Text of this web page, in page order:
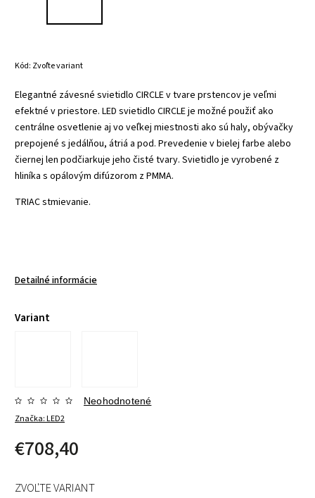
Kód: Zvoľte variant
Elegantné závesné svietidlo CIRCLE v tvare prstencov je veľmi
efektné v priestore. LED svietidlo CIRCLE je možné použiť ako
centrálne osvetlenie aj vo veľkej miestnosti ako sú haly, obývačky
prepojené s jedálňou, átriá a pod. Prevedenie v bielej farbe alebo
čiernej len podčiarkuje jeho čisté tvary. Svietidlo je vyrobené z
hliníka s opálovým difúzorom z PMMA.
TRIAC stmievanie.
Detailné informácie
Variant
Značka:LED2
Neohodnotené
€708,40
ZVOĽTE VARIANT